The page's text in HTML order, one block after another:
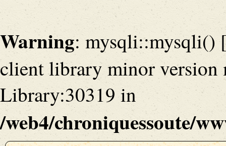
Warning: mysqli::mysqli()
client library minor version
Library:30319 in
/web4/chroniquessoute/